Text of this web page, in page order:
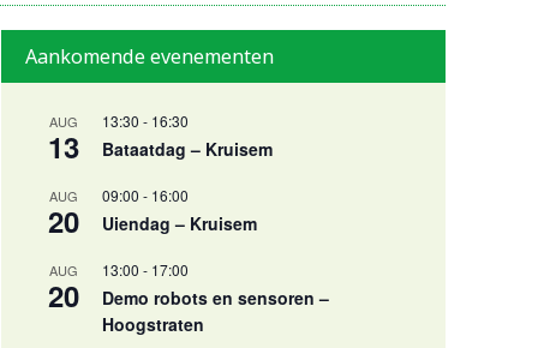
Aankomende evenementen
AUG
13
13:30 - 16:30
Bataatdag – Kruisem
AUG
20
09:00 - 16:00
Uiendag – Kruisem
AUG
20
13:00 - 17:00
Demo robots en sensoren –
Hoogstraten